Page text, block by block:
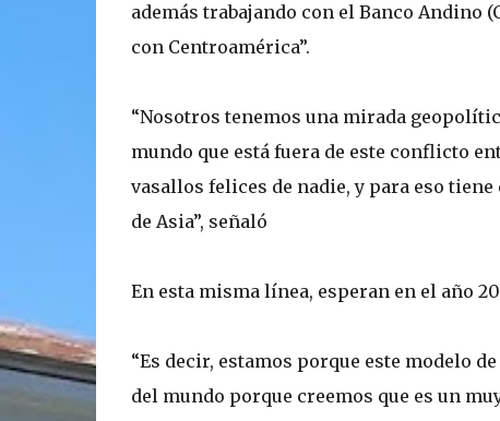
además trabajando con el Banco Andino
con Centroamérica”.
“Nosotros tenemos una mirada
mundo que está fuera de este conflicto
vasallos felices de nadie, y para eso
de Asia”, señaló
En esta misma línea, esperan en el año
“Es decir, estamos porque este modelo
del mundo porque creemos que es un